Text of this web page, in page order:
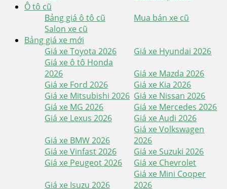
Ô tô cũ
Bảng giá ô tô cũ
Mua bán xe cũ
Salon xe cũ
Bảng giá xe mới
Giá xe Toyota 2026
Giá xe Hyundai 2026
Giá xe ô tô Honda
2026
Giá xe Mazda 2026
Giá xe Ford 2026
Giá xe Kia 2026
Giá xe Mitsubishi 2026 Giá xe Nissan 2026
Giá xe MG 2026
Giá xe Mercedes 2026
Giá xe Lexus 2026
Giá xe Audi 2026
Giá xe BMW 2026
Giá xe Volkswagen
2026
Giá xe Vinfast 2026
Giá xe Suzuki 2026
Giá xe Peugeot 2026
Giá xe Chevrolet
Giá xe Isuzu 2026
Giá xe Mini Cooper
2026